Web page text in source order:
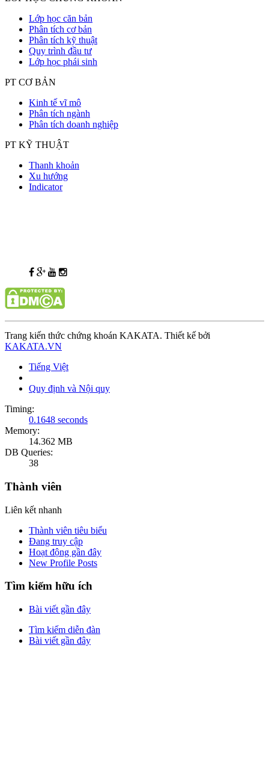
Lớp học căn bản
Phân tích cơ bản
Phân tích kỹ thuật
Quy trình đầu tư
Lớp học phái sinh
PT CƠ BẢN
Kinh tế vĩ mô
Phân tích ngành
Phân tích doanh nghiệp
PT KỸ THUẬT
Thanh khoản
Xu hướng
Indicator
Trang kiến thức chứng khoán KAKATA. Thiết kế bởi
KAKATA.VN
Tiếng Việt
Quy định và Nội quy
Timing:
0.1648 seconds
Memory:
14.362 MB
DB Queries:
38
Thành viên
Liên kết nhanh
Thành viên tiêu biểu
Đang truy cập
Hoạt động gần đây
New Profile Posts
Tìm kiếm hữu ích
Bài viết gần đây
Tìm kiếm diễn đàn
Bài viết gần đây